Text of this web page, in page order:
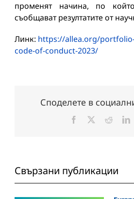
променят начина, по
съобщават резултатите от
Линк: https://allea.org/
code-of-conduct-2023/
Споделете в
Facebook Reddit
Свързани публикации